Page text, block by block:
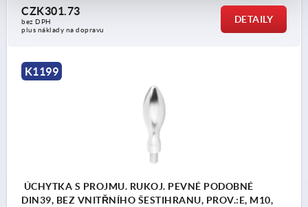
CZK301.73
bez DPH
plus náklady na dopravu
DETAILY
K1199
ÚCHYTKA S PROJMU. RUKOJ. PEVNÉ PODOBNÉ
DIN39, BEZ VNITŘNÍHO ŠESTIHRANU, PROV.:E, M10,